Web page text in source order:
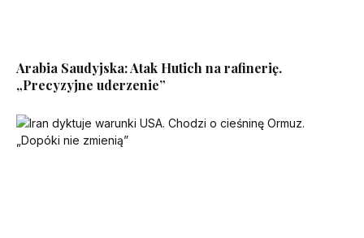
Arabia Saudyjska: Atak Hutich na rafinerię.
„Precyzyjne uderzenie”